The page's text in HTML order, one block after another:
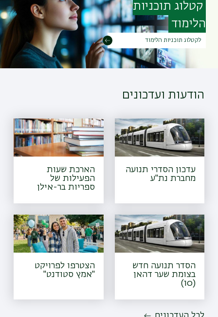
קטלוג תוכניות
הלימוד
לקטלוג תוכניות הלימוד
הודעות ועדכונים
עדכון הסדרי תנועה
מחברת נת"ע
הארכת שעות
הפעילות של
ספריות בר-אילן
הסדר תנועה חדש
בצומת שער דהאן
(10)
הצטרפו לפרויקט
"אמץ סטודנט"